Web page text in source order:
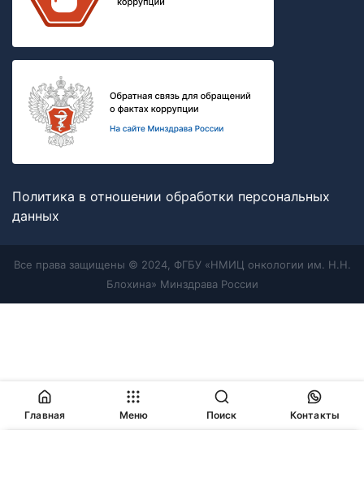
Политика в отношении обработки персональных
данных
Все права защищены © 2024, ФГБУ «НМИЦ онкологии им. Н.Н.
Блохина» Минздрава России
Главная Меню Поиск Контакты